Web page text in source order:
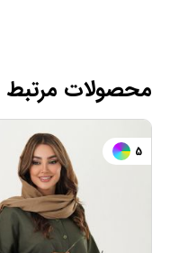
محصولات مرتبط
5